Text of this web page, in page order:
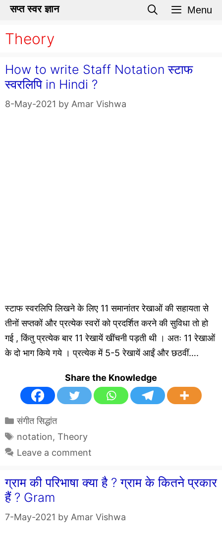
Skip
content
सप्त स्वर ज्ञान Menu
Theory
How to write Staff Notation स्टाफ
स्वरलिपि in Hindi ?
8-May-2021 by Amar Vishwa
स्टाफ स्वरलिपि लिखने के लिए 11 समानांतर रेखाओं की सहायता से
तीनों सप्तकों और प्रत्येक स्वरों को प्रदर्शित करने की सुविधा तो हो
गई , किंतु प्रत्येक बार 11 रेखायें खींचनी पड़ती थी । अतः 11 रेखाओं
के दो भाग किये गये । प्रत्येक में 5-5 रेखायें आईं और छठवीं….
Share the Knowledge
Categories
संगीत सिद्धांत
Tags
notation, Theory
Leave a comment
ग्राम की परिभाषा क्या है ? ग्राम के कितने प्रकार
हैं ? Gram
7-May-2021 by Amar Vishwa